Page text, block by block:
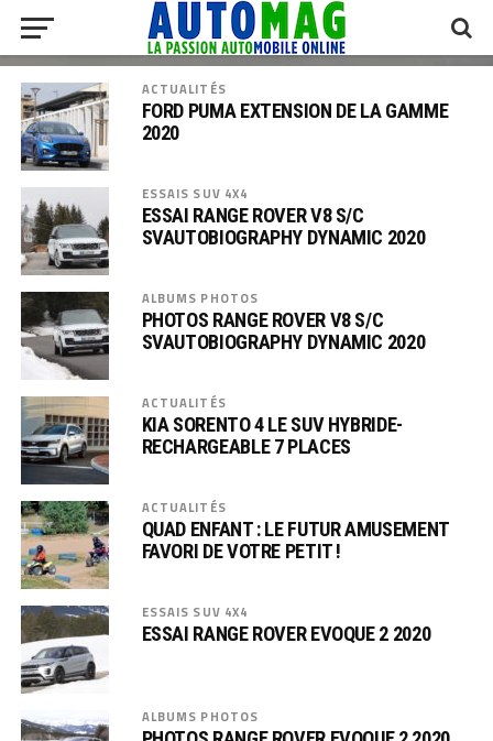
ACTUALITÉS
FORD PUMA EXTENSION DE LA GAMME
2020
ESSAIS SUV 4X4
ESSAI RANGE ROVER V8 S/C
SVAUTOBIOGRAPHY DYNAMIC 2020
ALBUMS PHOTOS
PHOTOS RANGE ROVER V8 S/C
SVAUTOBIOGRAPHY DYNAMIC 2020
ACTUALITÉS
KIA SORENTO 4 LE SUV HYBRIDE-
RECHARGEABLE 7 PLACES
ACTUALITÉS
QUAD ENFANT : LE FUTUR AMUSEMENT
FAVORI DE VOTRE PETIT !
ESSAIS SUV 4X4
ESSAI RANGE ROVER EVOQUE 2 2020
ALBUMS PHOTOS